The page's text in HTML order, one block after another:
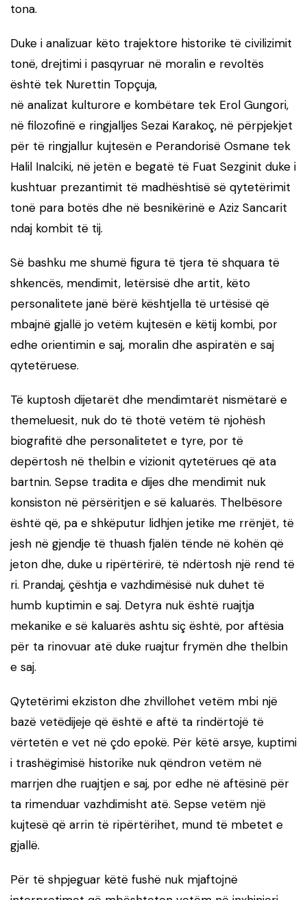
tona.
Duke i analizuar këto trajektore historike të civilizimit
tonë, drejtimi i pasqyruar në moralin e revoltës
është tek Nurettin Topçuja,
në analizat kulturore e kombëtare tek Erol Gungori,
në filozofinë e ringjalljes Sezai Karakoç, në përpjekjet
për të ringjallur kujtesën e Perandorisë Osmane tek
Halil Inalciki, në jetën e begatë të Fuat Sezginit duke i
kushtuar prezantimit të madhështisë së qytetërimit
tonë para botës dhe në besnikërinë e Aziz Sancarit
ndaj kombit të tij.
Së bashku me shumë figura të tjera të shquara të
shkencës, mendimit, letërsisë dhe artit, këto
personalitete janë bërë kështjella të urtësisë që
mbajnë gjallë jo vetëm kujtesën e këtij kombi, por
edhe orientimin e saj, moralin dhe aspiratën e saj
qytetëruese.
Të kuptosh dijetarët dhe mendimtarët nismëtarë e
themeluesit, nuk do të thotë vetëm të njohësh
biografitë dhe personalitetet e tyre, por të
depërtosh në thelbin e vizionit qytetërues që ata
bartnin. Sepse tradita e dijes dhe mendimit nuk
konsiston në përsëritjen e së kaluarës. Thelbësore
është që, pa e shkëputur lidhjen jetike me rrënjët, të
jesh në gjendje të thuash fjalën tënde në kohën që
jeton dhe, duke u ripërtërirë, të ndërtosh një rend të
ri. Prandaj, çështja e vazhdimësisë nuk duhet të
humb kuptimin e saj. Detyra nuk është ruajtja
mekanike e së kaluarës ashtu siç është, por aftësia
për ta rinovuar atë duke ruajtur frymën dhe thelbin
e saj.
Qytetërimi ekziston dhe zhvillohet vetëm mbi një
bazë vetëdijeje që është e aftë ta rindërtojë të
vërtetën e vet në çdo epokë. Për këtë arsye, kuptimi
i trashëgimisë historike nuk qëndron vetëm në
marrjen dhe ruajtjen e saj, por edhe në aftësinë për
ta rimenduar vazhdimisht atë. Sepse vetëm një
kujtesë që arrin të ripërtërihet, mund të mbetet e
gjallë.
Për të shpjeguar këtë fushë nuk mjaftojnë